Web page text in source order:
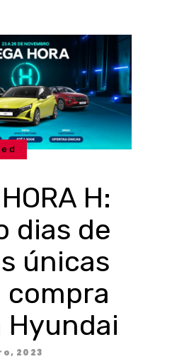
H:
dias de
únicas
compra
Hyundai
2023